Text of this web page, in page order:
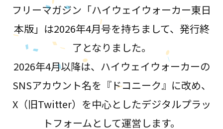
フリーマガジン「ハイウェイウォーカー東日
本版」は2026年4月号を持ちまして、発行終
了となりました。
2026年4月以降は、ハイウェイウォーカーの
SNSアカウント名を『ドコニーク』に改め、
X（旧Twitter）を中心としたデジタルプラッ
トフォームとして運営します。